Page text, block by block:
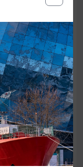
Куршской